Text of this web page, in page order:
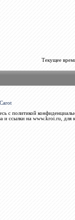
Текущее
с политикой
и ссылки на www.kroi.ru, для